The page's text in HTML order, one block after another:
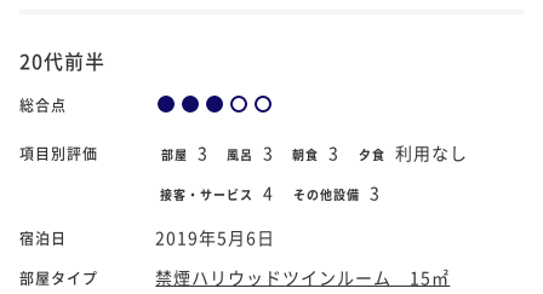
20代前半
総合点
項目別評価 部屋 3 風呂 3 朝食 3 夕食 利用なし
接客・サービス 4 その他設備 3
宿泊日 2019年5月6日
部屋タイプ
禁煙ハリウッドツインルーム 15㎡